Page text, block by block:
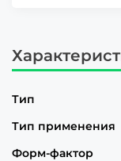
Тип
Тип применения
Форм-фактор